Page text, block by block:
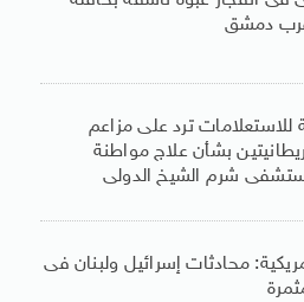
دمشق
للاستعلامات ترد على مزاعم
بشأن علاج مواطنة
شرم الشيخ الدولى
محادثات إسرائيل ولبنان فى